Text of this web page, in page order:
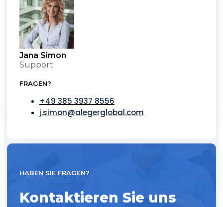
Jana Simon
Support
FRAGEN?
+49 385 3937 8556
j.simon@alegerglobal.com
HABEN SIE FRAGEN?
Kontaktieren Sie uns